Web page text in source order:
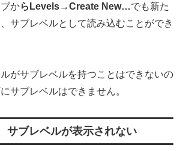
からLevels→Create New…でも新た
サブレベルとして読み込むことができ
がサブレベルを持つことはできないの
サブレベルはできません。
サブレベルが表示されない